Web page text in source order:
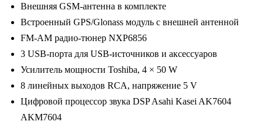
64Gb,
9.5"
Внешняя GSM-антенна в комплекте
Встроенный GPS/Glonass модуль с внешней антенной
FM-AM радио-тюнер NXP6856
3 USB-порта для USB-источников и аксессуаров
Усилитель мощности Toshiba, 4 × 50 W
8 линейных выходов RCA, напряжение 5 V
Цифровой процессор звука DSP Asahi Kasei AK7604
AKM7604